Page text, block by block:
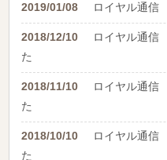
2019/01/08 ロイヤル通信
2018/12/10
ロイヤル通信
た
2018/11/10
ロイヤル通信
た
2018/10/10
ロイヤル通信
た